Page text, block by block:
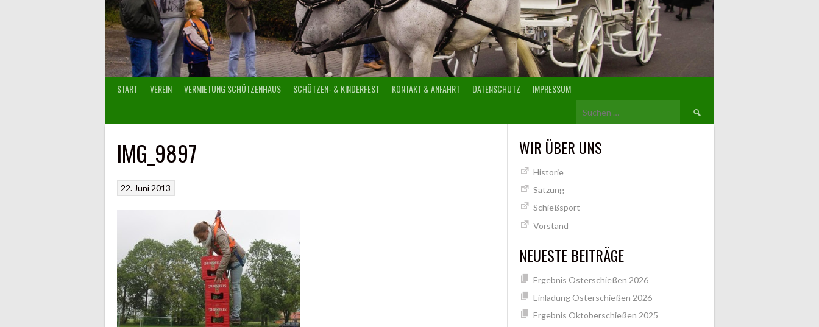
START VEREIN VERMIETUNG SCHÜTZENHAUS SCHÜTZEN- & KINDERFEST KONTAKT & ANFAHRT DATENSCHUTZ IMPRESSUM
Suchen
IMG_9897
22. Juni 2013
WIR ÜBER UNS
Historie
Satzung
Schießsport
Vorstand
NEUESTE BEITRÄGE
Ergebnis Osterschießen 2026
Einladung Osterschießen 2026
Ergebnis Oktoberschießen 2025